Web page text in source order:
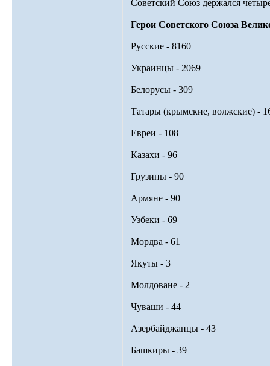
Советский Союз держался
Герои Советского Союза
Русские - 8160
Украинцы - 2069
Белорусы - 309
Татары (крымские, волжские) -
Евреи - 108
Казахи - 96
Грузины - 90
Армяне - 90
Узбеки - 69
Мордва - 61
Якуты - 3
Молдоване - 2
Чуваши - 44
Азербайджанцы - 43
Башкиры - 39